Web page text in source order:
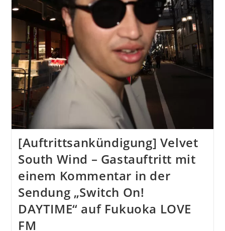
[Auftrittsankündigung] Velvet
South Wind – Gastauftritt mit
einem Kommentar in der
Sendung „Switch On!
DAYTIME“ auf Fukuoka LOVE
FM